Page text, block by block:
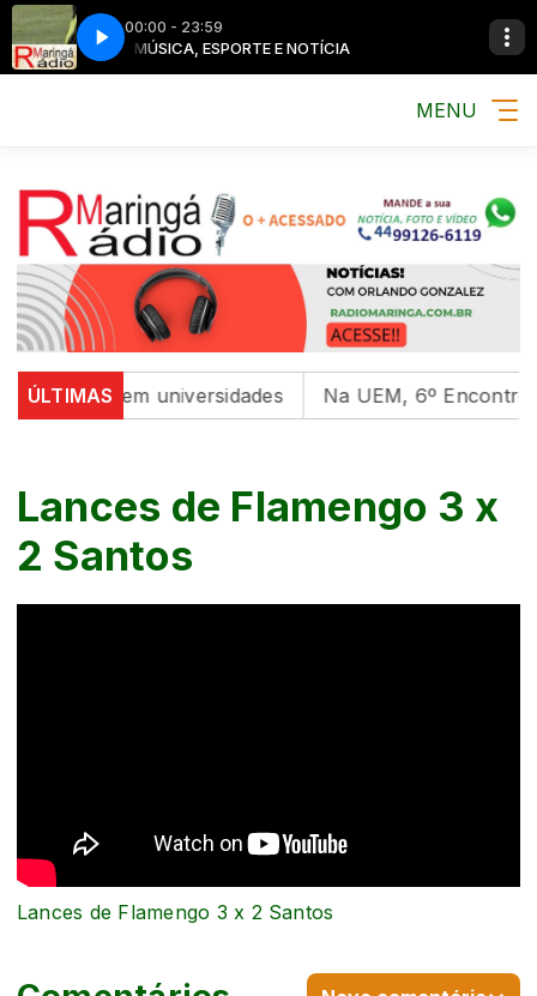
00:00 - 23:59
MÚSICA, ESPORTE E NOTÍCIA
MENU
ÚLTIMAS
em universidades Na UEM, 6º Encontro com
Lances de Flamengo 3 x
2 Santos
Lances de Flamengo 3 x 2 Santos